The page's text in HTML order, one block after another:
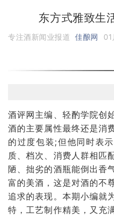
东方式雅致生
专注酒新闻业报道 佳酿网
酒评网主编、轻酌学院创
酒的主要属性最终还是消
的过度包装;但他同时表
质、档次、消费人群相匹
陋、拙劣的酒瓶能倒出香
富的美酒，这是对酒的不
追求的表现。本期小编就
特，工艺制作精美，又充